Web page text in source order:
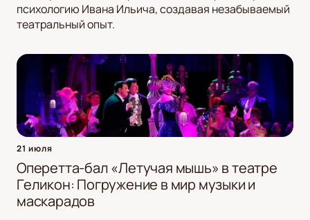
психологию Ивана Ильича, создавая незабываемый
театральный опыт.
21 июля
Оперетта-бал «Летучая мышь» в театре
Геликон: Погружение в мир музыки и
маскарадов